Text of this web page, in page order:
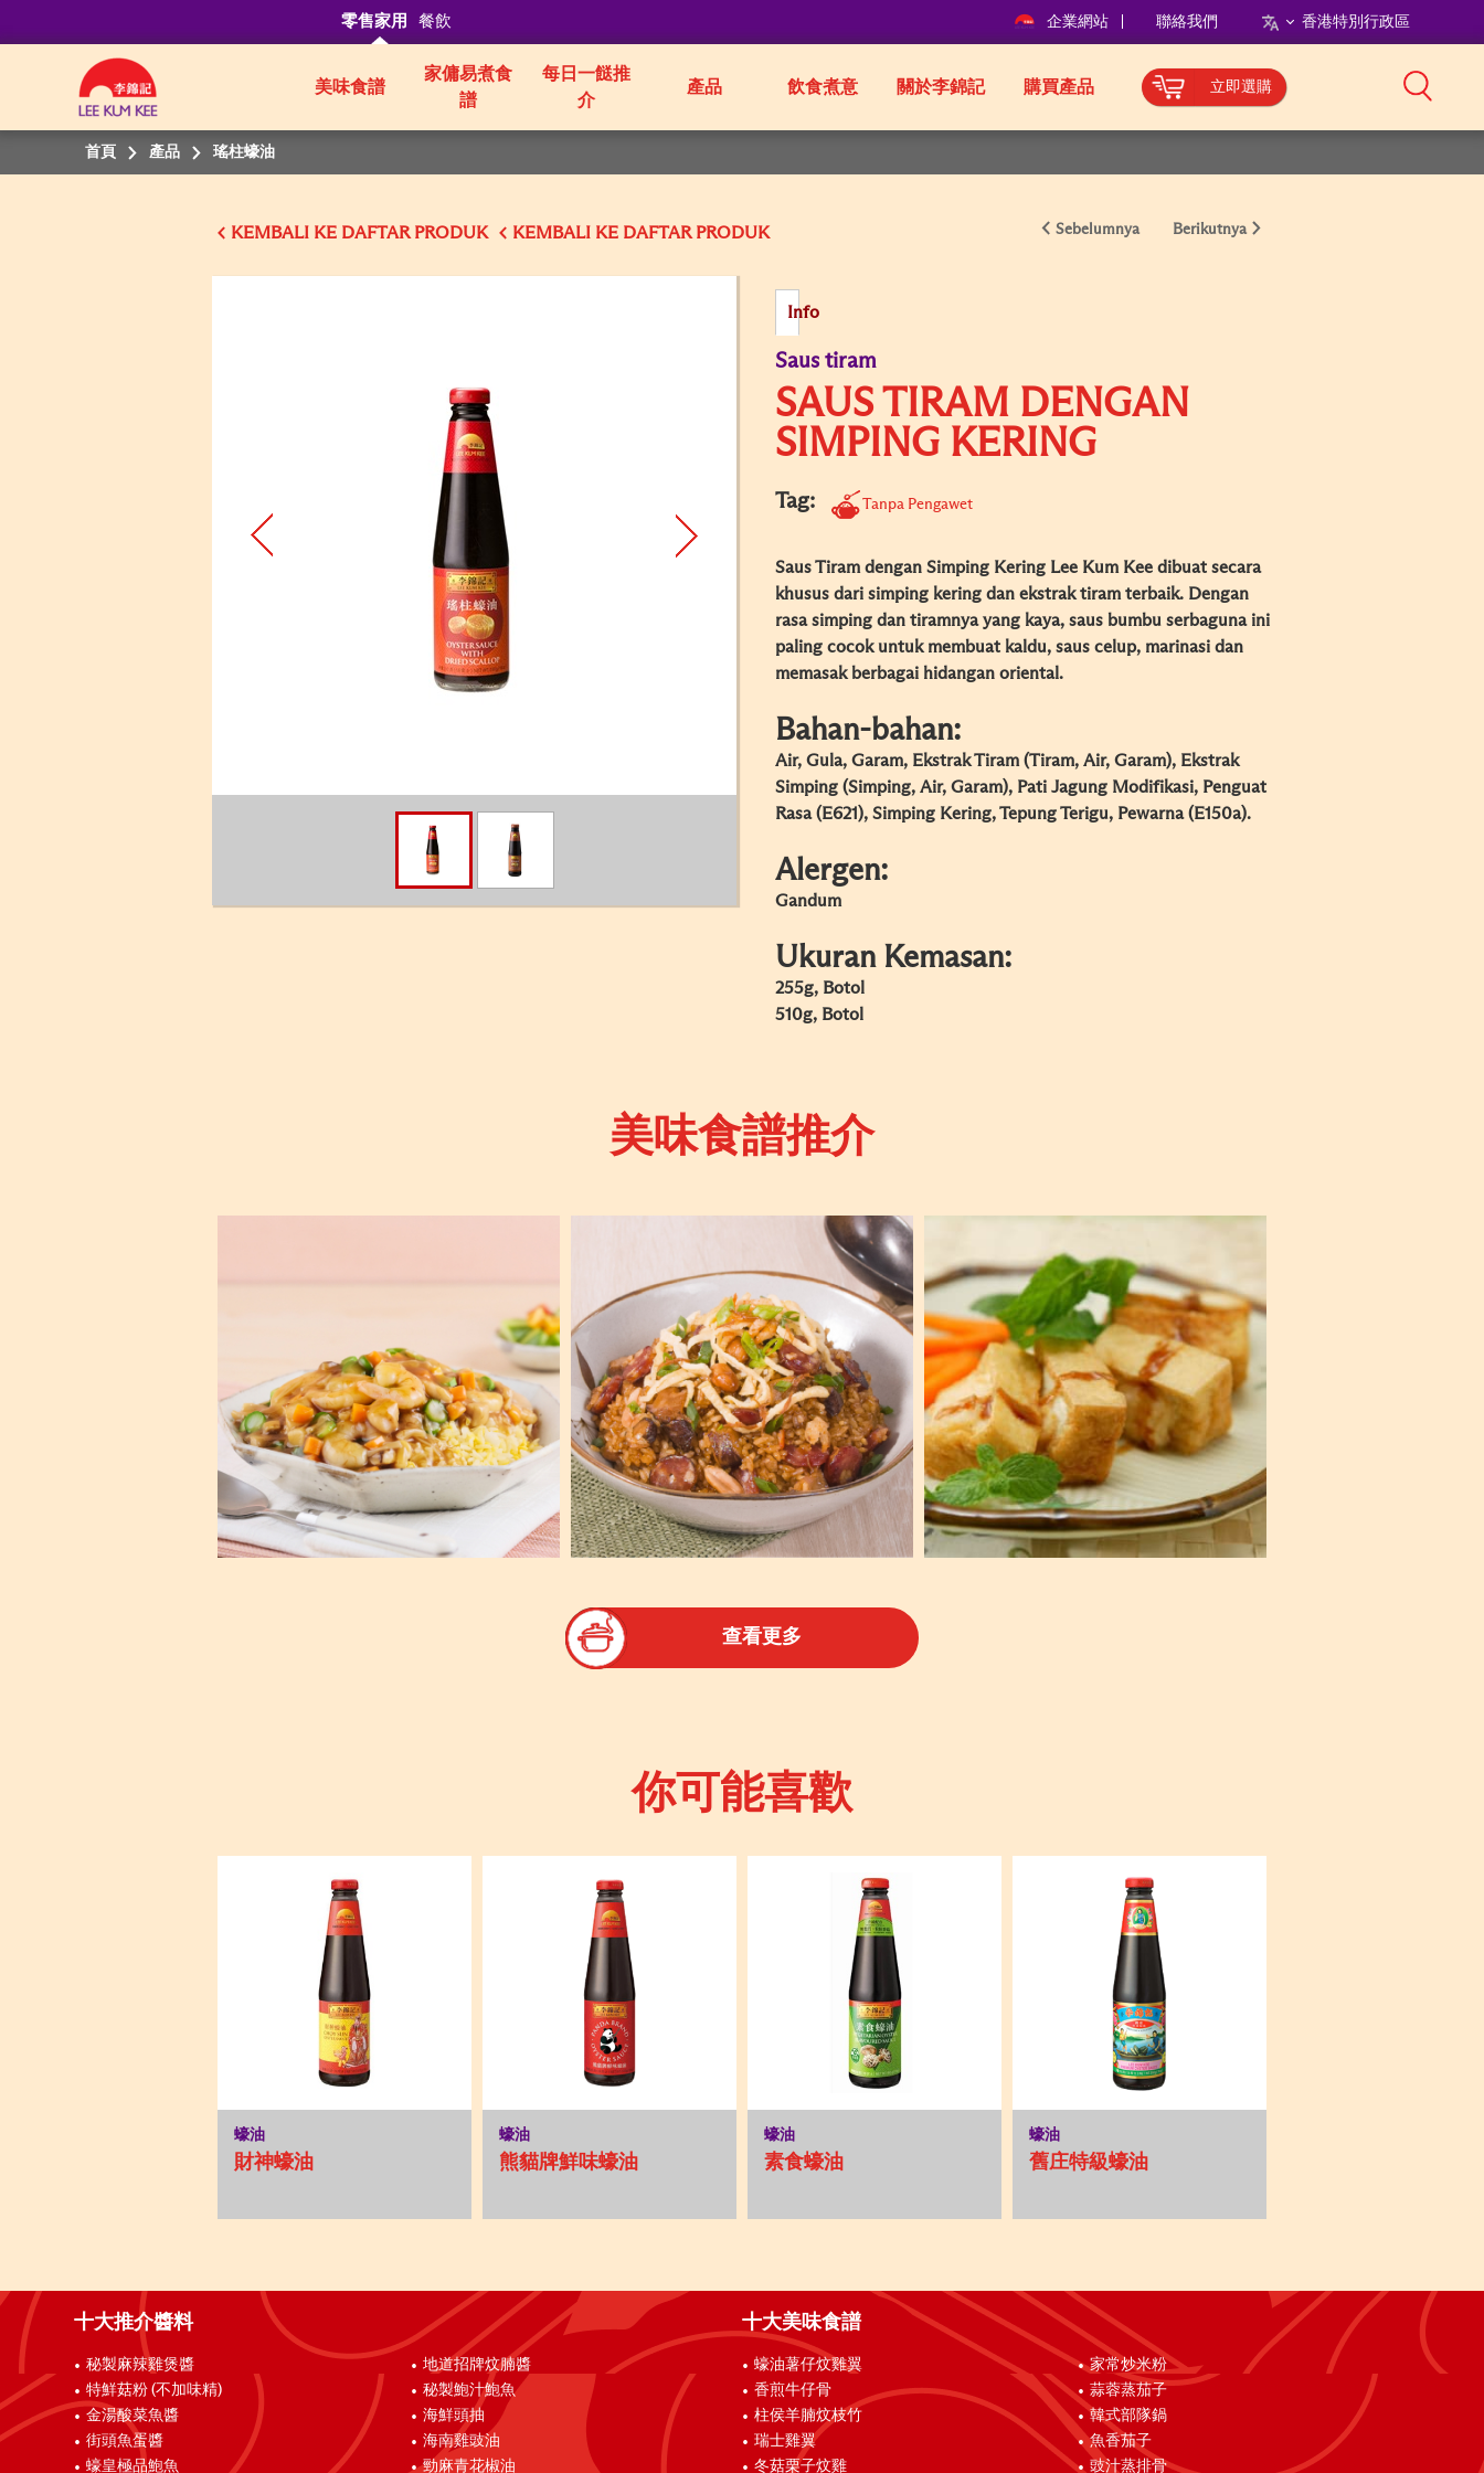
零售家用 餐飲 企業網站 聯絡我們 香港特別行政區
美味食譜
家傭易煮食
譜
每日一餸推
介
產品 飲食煮意 關於李錦記 購買產品 立即選購
首頁 產品 瑤柱蠔油
KEMBALI KE KEMBALI KE Sebelumnya Berikutnya
Info
Saus tiram
SAUS TIRAM DENGAN
SIMPING KERING
Tag: Tanpa Pengawet
Saus Tiram dengan Simping Kering Lee Kum Kee dibuat secara
khusus dari simping kering dan ekstrak tiram terbaik. Dengan
rasa simping dan tiramnya yang kaya, saus bumbu serbaguna ini
paling cocok untuk membuat kaldu, saus celup, marinasi dan
memasak berbagai hidangan oriental.
Bahan-bahan:
Air, Gula, Garam, Ekstrak Tiram (Tiram, Air, Garam), Ekstrak
Simping (Simping, Air, Garam), Pati Jagung Modifikasi, Penguat
Rasa (E621), Simping Kering, Tepung Terigu, Pewarna (E150a).
Alergen:
Gandum
Ukuran Kemasan:
255g, Botol
510g, Botol
美味食譜推介
查看更多
你可能喜歡
蠔油
財神蠔油
蠔油
熊貓牌鮮味蠔油
蠔油
素食蠔油
蠔油
舊庄特級蠔油
十大推介醬料
秘製麻辣雞煲醬
特鮮菇粉 (不加味精)
金湯酸菜魚醬
街頭魚蛋醬
蠔皇極品鮑魚
地道招牌炆腩醬
秘製鮑汁鮑魚
海鮮頭抽
海南雞豉油
勁麻青花椒油
十大美味食譜
蠔油薯仔炆雞翼
香煎牛仔骨
柱侯羊腩炆枝竹
瑞士雞翼
冬菇栗子炆雞
家常炒米粉
蒜蓉蒸茄子
韓式部隊鍋
魚香茄子
豉汁蒸排骨